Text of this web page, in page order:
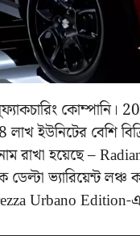
কোম্পানি।
লাখ ইউনিটের বেশি
রাখা হয়েছে –
ডেল্টা ভ্যারিয়েন্ট
Urbano